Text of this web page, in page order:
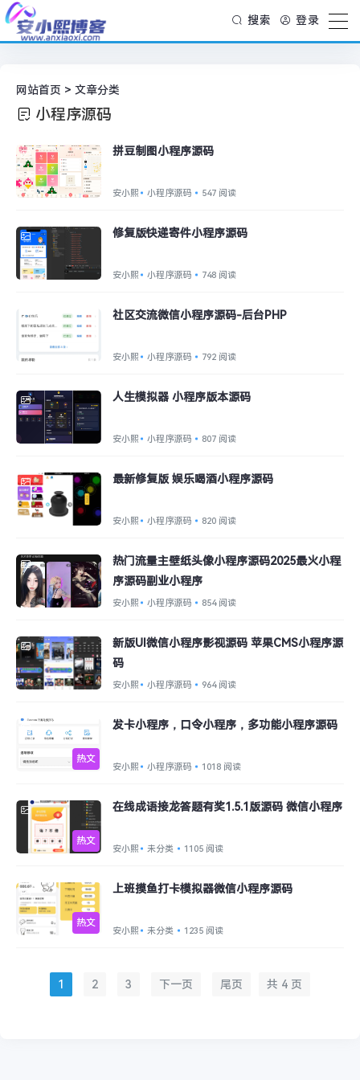
搜索 登录
网站首页 > 文章分类
小程序源码
拼豆制图小程序源码
安小熙 小程序源码 547 阅读
修复版快递寄件小程序源码
安小熙 小程序源码 748 阅读
社区交流微信小程序源码-后台PHP
安小熙 小程序源码 792 阅读
人生模拟器 小程序版本源码
安小熙 小程序源码 807 阅读
最新修复版 娱乐喝酒小程序源码
安小熙 小程序源码 820 阅读
热门流量主壁纸头像小程序源码2025最火小程
序源码副业小程序
安小熙 小程序源码 854 阅读
新版UI微信小程序影视源码 苹果CMS小程序源
码
安小熙 小程序源码 964 阅读
热文
发卡小程序，口令小程序，多功能小程序源码
安小熙 小程序源码 1018 阅读
热文
在线成语接龙答题有奖1.5.1版源码 微信小程序
安小熙 未分类 1105 阅读
热文
上班摸鱼打卡模拟器微信小程序源码
安小熙 未分类 1235 阅读
1 2 3 下一页 尾页 共 4 页